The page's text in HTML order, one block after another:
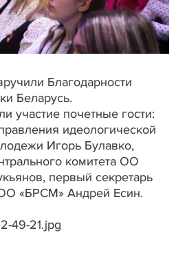
Благодарности
Беларусь.
участие почетные гости:
идеологической
Игорь Булавко,
комитета ОО
первый секретарь
«БРСМ» Андрей Есин.